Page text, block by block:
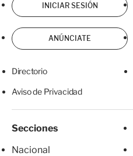
INICIAR SESIÓN
ANÚNCIATE
Directorio
Aviso de Privacidad
Secciones
Nacional